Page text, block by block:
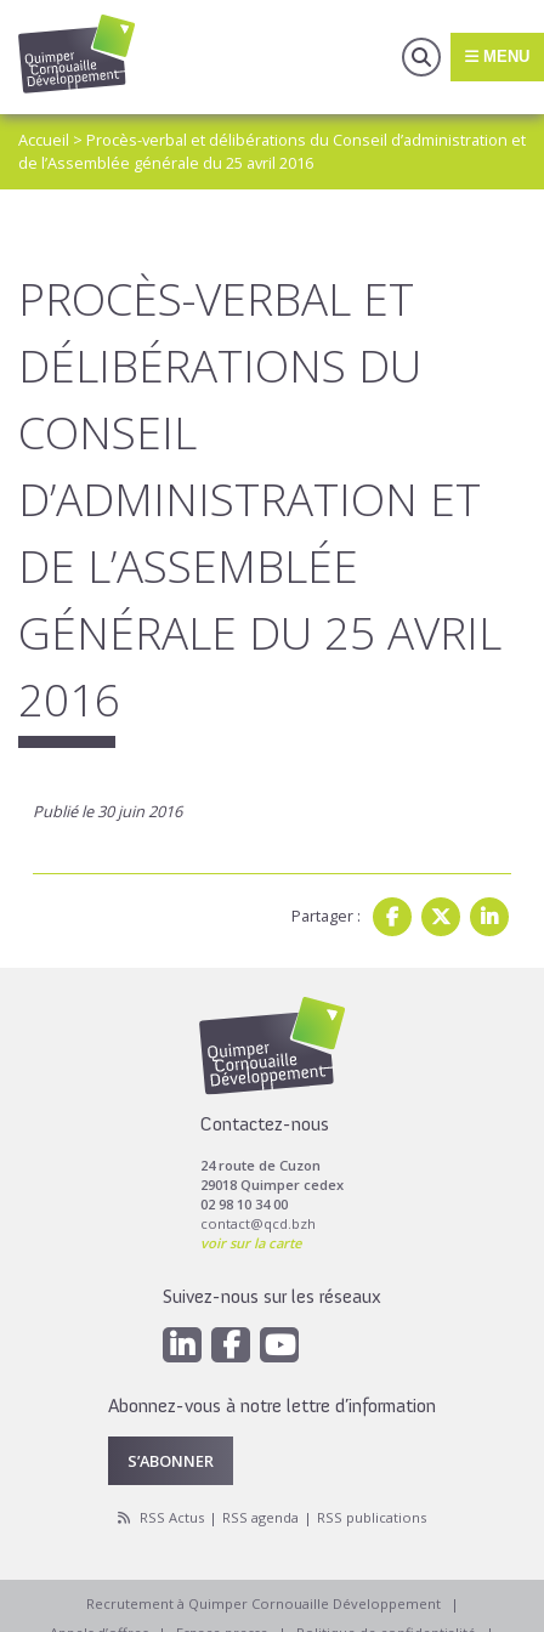
MENU
Accueil > Procès-verbal et délibérations du Conseil d’administration et
de l’Assemblée générale du 25 avril 2016
PROCÈS-VERBAL ET
DÉLIBÉRATIONS DU
CONSEIL
D’ADMINISTRATION ET
DE L’ASSEMBLÉE
GÉNÉRALE DU 25 AVRIL
2016
Publié le 30 juin 2016
Partager :
Contactez-nous
24 route de Cuzon
29018 Quimper cedex
02 98 10 34 00
contact@qcd.bzh
voir sur la carte
Suivez-nous sur les réseaux
Abonnez-vous à notre lettre d’information
S’ABONNER
RSS Actus RSS agenda RSS publications
Recrutement à Quimper Cornouaille Développement